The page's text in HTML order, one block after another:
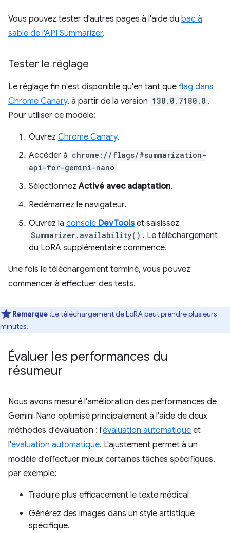
Vous pouvez tester d'autres pages à l'aide du bac à
sable de l'API Summarizer.
Tester le réglage
Le réglage fin n'est disponible qu'en tant que flag dans
Chrome Canary, à partir de la version 138.0.7180.0 .
Pour utiliser ce modèle:
Ouvrez Chrome Canary.
Accéder à chrome://flags/#summarization-
api-for-gemini-nano
SélectionnezActivé avec adaptation.
Redémarrez le navigateur.
Ouvrez la console DevToolset saisissez
Summarizer.availability() . Le téléchargement
du LoRA supplémentaire commence.
Une fois le téléchargement terminé, vous pouvez
commencer à effectuer des tests.
Remarque :Le téléchargement de LoRA peut prendre plusieurs
minutes.
Évaluer les performances du
résumeur
Nous avons mesuré l'amélioration des performances de
Gemini Nano optimisé principalement à l'aide de deux
méthodes d'évaluation : l'évaluation automatique et
l'évaluation automatique. L'ajustement permet à un
modèle d'effectuer mieux certaines tâches spécifiques,
par exemple:
Traduire plus efficacement le texte médical
Générez des images dans un style artistique
spécifique.